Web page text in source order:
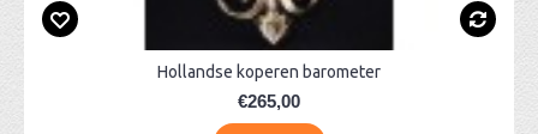
Hollandse koperen barometer
€265,00